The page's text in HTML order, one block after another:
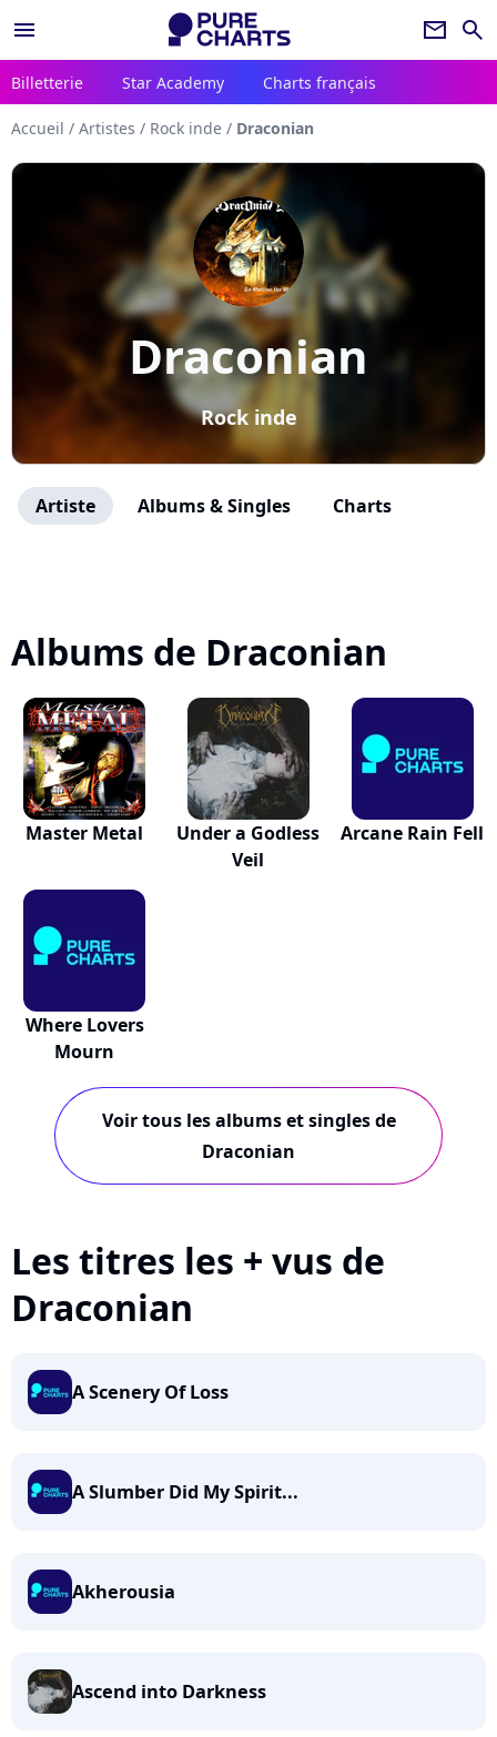
menu newsletter search
Billetterie Star Academy Charts français
Accueil / Artistes / Rock inde / Draconian
Draconian
Rock inde
Artiste Albums & Singles Charts
Albums de Draconian
Master Metal
Under a Godless
Veil
Arcane Rain Fell
Where Lovers
Mourn
Voir tous les albums et singles de
Draconian
Les titres les + vus de
Draconian
A Scenery Of Loss
A Slumber Did My Spirit...
Akherousia
Ascend into Darkness